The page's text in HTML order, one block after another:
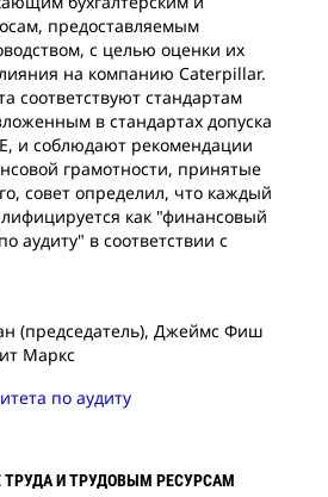
предоставляемым
с целью оценки их
на компанию Caterpillar.
соответствуют стандартам
в стандартах допуска
и соблюдают рекомендации
грамотности, принятые
совет определил, что каждый
как "финансовый
аудиту" в соответствии с
(председатель), Джеймс Фиш
Маркс
по аудиту
ТРУДА И ТРУДОВЫМ РЕСУРСАМ